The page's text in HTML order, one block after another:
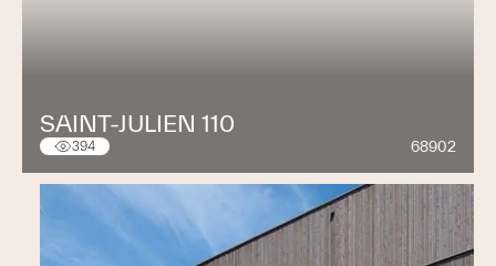
SAINT-JULIEN 110
394 68902